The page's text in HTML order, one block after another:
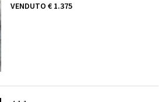
VENDUTO € 1.375